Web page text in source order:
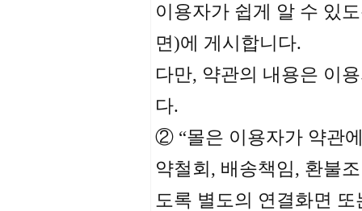
이용자가 쉽게 알 수 있
면)에 게시합니다.
다만, 약관의 내용은 이
다.
② “몰은 이용자가 약관
약철회, 배송책임, 환불
도록 별도의 연결화면